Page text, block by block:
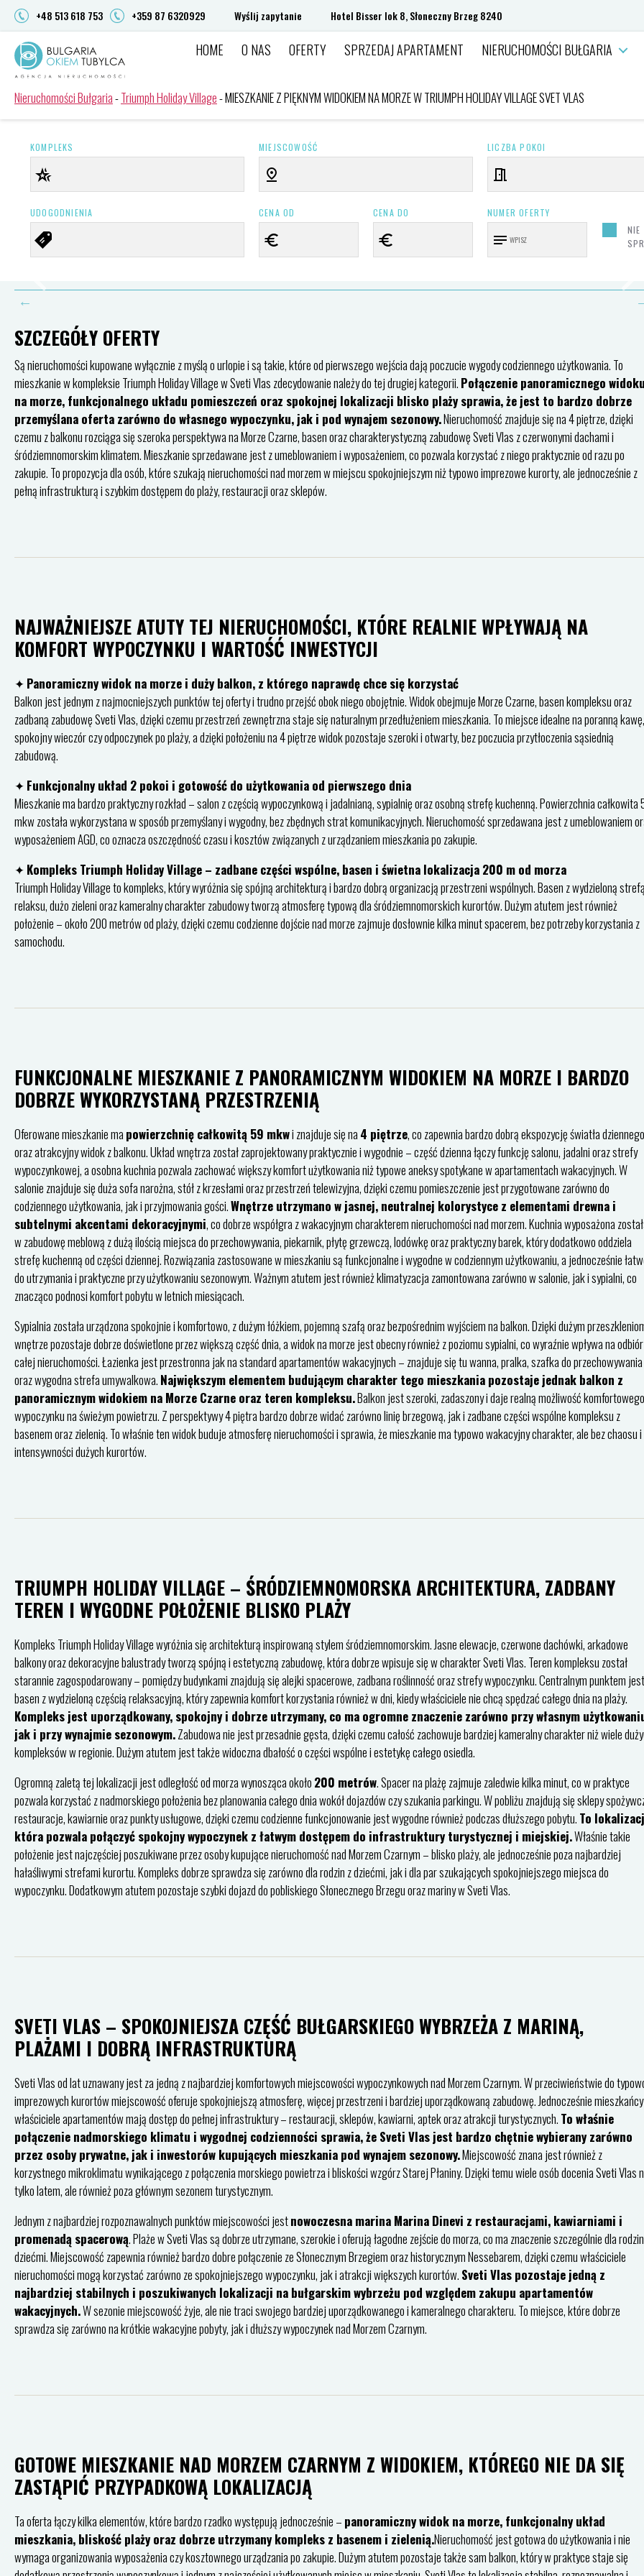
+48 513 618 753 +359 87 6320929 Wyślij zapytanie Hotel Bisser lok 8, Słoneczny Brzeg 8240
Bułgaria
Okiem
Tubylca
HOME O NAS OFERTY SPRZEDAJ APARTAMENT NIERUCHOMOŚCI BUŁGARIA
Nieruchomości Bułgaria-Triumph Holiday Village-MIESZKANIE Z PIĘKNYM WIDOKIEM NA MORZE W TRIUMPH HOLIDAY VILLAGE SVET VLAS
KOMPLEKS MIEJSCOWOŚĆ LICZBA POKOI
UDOGODNIENIA CENA OD CENA DO
NUMER OFERTY
NIE
SZCZEGÓŁY OFERTY
Są nieruchomości kupowane wyłącznie z myślą o urlopie i są takie, które od pierwszego wejścia dają poczucie wygody codziennego użytkowania. To
mieszkanie w kompleksie Triumph Holiday Village w Sveti Vlas zdecydowanie należy do tej drugiej kategorii. Połączenie panoramicznego
na morze, funkcjonalnego układu pomieszczeń oraz spokojnej lokalizacji blisko plaży sprawia, że jest to bardzo dobrze
przemyślana oferta zarówno do własnego wypoczynku, jak i pod wynajem sezonowy.Nieruchomość znajduje się na 4 piętrze, dzięki
czemu z balkonu rozciąga się szeroka perspektywa na Morze Czarne, basen oraz charakterystyczną zabudowę Sveti Vlas z czerwonymi dachami i
śródziemnomorskim klimatem. Mieszkanie sprzedawane jest z umeblowaniem i wyposażeniem, co pozwala korzystać z niego praktycznie od razu po
zakupie. To propozycja dla osób, które szukają nieruchomości nad morzem w miejscu spokojniejszym niż typowo imprezowe kurorty, ale jednocześnie z
pełną infrastrukturą i szybkim dostępem do plaży, restauracji oraz sklepów.
NAJWAŻNIEJSZE ATUTY TEJ NIERUCHOMOŚCI, KTÓRE REALNIE WPŁYWAJĄ NA
KOMFORT WYPOCZYNKU I WARTOŚĆ INWESTYCJI
✦ Panoramiczny widok na morze i duży balkon, z którego naprawdę chce się korzystać
Balkon jest jednym z najmocniejszych punktów tej oferty i trudno przejść obok niego obojętnie. Widok obejmuje Morze Czarne, basen kompleksu oraz
zadbaną zabudowę Sveti Vlas, dzięki czemu przestrzeń zewnętrzna staje się naturalnym przedłużeniem mieszkania. To miejsce idealne na poranną kawę,
spokojny wieczór czy odpoczynek po plaży, a dzięki położeniu na 4 piętrze widok pozostaje szeroki i otwarty, bez poczucia przytłoczenia sąsiednią
zabudową.
✦ Funkcjonalny układ 2 pokoi i gotowość do użytkowania od pierwszego dnia
Mieszkanie ma bardzo praktyczny rozkład – salon z częścią wypoczynkową i jadalnianą, sypialnię oraz osobną strefę kuchenną. Powierzchnia całkowita
mkw została wykorzystana w sposób przemyślany i wygodny, bez zbędnych strat komunikacyjnych. Nieruchomość sprzedawana jest z umeblowaniem
wyposażeniem AGD, co oznacza oszczędność czasu i kosztów związanych z urządzaniem mieszkania po zakupie.
✦ Kompleks Triumph Holiday Village – zadbane części wspólne, basen i świetna lokalizacja 200 m od morza
Triumph Holiday Village to kompleks, który wyróżnia się spójną architekturą i bardzo dobrą organizacją przestrzeni wspólnych. Basen z wydzieloną
relaksu, dużo zieleni oraz kameralny charakter zabudowy tworzą atmosferę typową dla śródziemnomorskich kurortów. Dużym atutem jest również
położenie – około 200 metrów od plaży, dzięki czemu codzienne dojście nad morze zajmuje dosłownie kilka minut spacerem, bez potrzeby korzystania z
samochodu.
FUNKCJONALNE MIESZKANIE Z PANORAMICZNYM WIDOKIEM NA MORZE I BARDZO
DOBRZE WYKORZYSTANĄ PRZESTRZENIĄ
Oferowane mieszkanie ma powierzchnię całkowitą 59 mkwi znajduje się na 4 piętrze, co zapewnia bardzo dobrą ekspozycję światła dziennego
oraz atrakcyjny widok z balkonu. Układ wnętrza został zaprojektowany praktycznie i wygodnie – część dzienna łączy funkcję salonu, jadalni oraz strefy
wypoczynkowej, a osobna kuchnia pozwala zachować większy komfort użytkowania niż typowe aneksy spotykane w apartamentach wakacyjnych. W
salonie znajduje się duża sofa narożna, stół z krzesłami oraz przestrzeń telewizyjna, dzięki czemu pomieszczenie jest przygotowane zarówno do
codziennego użytkowania, jak i przyjmowania gości.Wnętrze utrzymano w jasnej, neutralnej kolorystyce z elementami drewna i
subtelnymi akcentami dekoracyjnymi, co dobrze współgra z wakacyjnym charakterem nieruchomości nad morzem. Kuchnia wyposażona
w zabudowę meblową z dużą ilością miejsca do przechowywania, piekarnik, płytę grzewczą, lodówkę oraz praktyczny barek, który dodatkowo oddziela
strefę kuchenną od części dziennej. Rozwiązania zastosowane w mieszkaniu są funkcjonalne i wygodne w codziennym użytkowaniu, a jednocześnie
do utrzymania i praktyczne przy użytkowaniu sezonowym. Ważnym atutem jest również klimatyzacja zamontowana zarówno w salonie, jak i sypialni, co
znacząco podnosi komfort pobytu w letnich miesiącach.
Sypialnia została urządzona spokojnie i komfortowo, z dużym łóżkiem, pojemną szafą oraz bezpośrednim wyjściem na balkon. Dzięki dużym
wnętrze pozostaje dobrze doświetlone przez większą część dnia, a widok na morze jest obecny również z poziomu sypialni, co wyraźnie wpływa na odbiór
całej nieruchomości. Łazienka jest przestronna jak na standard apartamentów wakacyjnych – znajduje się tu wanna, pralka, szafka do przechowywania
oraz wygodna strefa umywalkowa. Największym elementem budującym charakter tego mieszkania pozostaje jednak balkon z
panoramicznym widokiem na Morze Czarne oraz teren kompleksu.Balkon jest szeroki, zadaszony i daje realną możliwość komfortowego
wypoczynku na świeżym powietrzu. Z perspektywy 4 piętra bardzo dobrze widać zarówno linię brzegową, jak i zadbane części wspólne kompleksu z
basenem oraz zielenią. To właśnie ten widok buduje atmosferę nieruchomości i sprawia, że mieszkanie ma typowo wakacyjny charakter, ale bez chaosu i
intensywności dużych kurortów.
TRIUMPH HOLIDAY VILLAGE – ŚRÓDZIEMNOMORSKA ARCHITEKTURA, ZADBANY
TEREN I WYGODNE POŁOŻENIE BLISKO PLAŻY
Kompleks Triumph Holiday Village wyróżnia się architekturą inspirowaną stylem śródziemnomorskim. Jasne elewacje, czerwone dachówki, arkadowe
balkony oraz dekoracyjne balustrady tworzą spójną i estetyczną zabudowę, która dobrze wpisuje się w charakter Sveti Vlas. Teren kompleksu został
starannie zagospodarowany – pomiędzy budynkami znajdują się alejki spacerowe, zadbana roślinność oraz strefy wypoczynku. Centralnym punktem jest
basen z wydzieloną częścią relaksacyjną, który zapewnia komfort korzystania również w dni, kiedy właściciele nie chcą spędzać całego dnia na plaży.
Kompleks jest uporządkowany, spokojny i dobrze utrzymany, co ma ogromne znaczenie zarówno przy własnym
jak i przy wynajmie sezonowym.Zabudowa nie jest przesadnie gęsta, dzięki czemu całość zachowuje bardziej kameralny charakter niż wiele
kompleksów w regionie. Dużym atutem jest także widoczna dbałość o części wspólne i estetykę całego osiedla.
Ogromną zaletą tej lokalizacji jest odległość od morza wynosząca około 200 metrów. Spacer na plażę zajmuje zaledwie kilka minut, co w praktyce
pozwala korzystać z nadmorskiego położenia bez planowania całego dnia wokół dojazdów czy szukania parkingu. W pobliżu znajdują się sklepy
restauracje, kawiarnie oraz punkty usługowe, dzięki czemu codzienne funkcjonowanie jest wygodne również podczas dłuższego pobytu. To
która pozwala połączyć spokojny wypoczynek z łatwym dostępem do infrastruktury turystycznej i miejskiej.Właśnie takie
położenie jest najczęściej poszukiwane przez osoby kupujące nieruchomość nad Morzem Czarnym – blisko plaży, ale jednocześnie poza najbardziej
hałaśliwymi strefami kurortu. Kompleks dobrze sprawdza się zarówno dla rodzin z dziećmi, jak i dla par szukających spokojniejszego miejsca do
wypoczynku. Dodatkowym atutem pozostaje szybki dojazd do pobliskiego Słonecznego Brzegu oraz mariny w Sveti Vlas.
SVETI VLAS – SPOKOJNIEJSZA CZĘŚĆ BUŁGARSKIEGO WYBRZEŻA Z MARINĄ,
PLAŻAMI I DOBRĄ INFRASTRUKTURĄ
Sveti Vlas od lat uznawany jest za jedną z najbardziej komfortowych miejscowości wypoczynkowych nad Morzem Czarnym. W przeciwieństwie do
imprezowych kurortów miejscowość oferuje spokojniejszą atmosferę, więcej przestrzeni i bardziej uporządkowaną zabudowę. Jednocześnie
właściciele apartamentów mają dostęp do pełnej infrastruktury – restauracji, sklepów, kawiarni, aptek oraz atrakcji turystycznych. To właśnie
połączenie nadmorskiego klimatu i wygodnej codzienności sprawia, że Sveti Vlas jest bardzo chętnie wybierany zarówno
przez osoby prywatne, jak i inwestorów kupujących mieszkania pod wynajem sezonowy.Miejscowość znana jest również z
korzystnego mikroklimatu wynikającego z połączenia morskiego powietrza i bliskości wzgórz Starej Płaniny. Dzięki temu wiele osób docenia Sveti Vlas
tylko latem, ale również poza głównym sezonem turystycznym.
Jednym z najbardziej rozpoznawalnych punktów miejscowości jestnowoczesna marina Marina Dinevi z restauracjami, kawiarniami i
promenadą spacerową. Plaże w Sveti Vlas są dobrze utrzymane, szerokie i oferują łagodne zejście do morza, co ma znaczenie szczególnie dla
dziećmi. Miejscowość zapewnia również bardzo dobre połączenie ze Słonecznym Brzegiem oraz historycznym Nessebarem, dzięki czemu właściciele
nieruchomości mogą korzystać zarówno ze spokojniejszego wypoczynku, jak i atrakcji większych kurortów. Sveti Vlas pozostaje jedną z
najbardziej stabilnych i poszukiwanych lokalizacji na bułgarskim wybrzeżu pod względem zakupu apartamentów
wakacyjnych.W sezonie miejscowość żyje, ale nie traci swojego bardziej uporządkowanego i kameralnego charakteru. To miejsce, które dobrze
sprawdza się zarówno na krótkie wakacyjne pobyty, jak i dłuższy wypoczynek nad Morzem Czarnym.
GOTOWE MIESZKANIE NAD MORZEM CZARNYM Z WIDOKIEM, KTÓREGO NIE DA SIĘ
ZASTĄPIĆ PRZYPADKOWĄ LOKALIZACJĄ
Ta oferta łączy kilka elementów, które bardzo rzadko występują jednocześnie – panoramiczny widok na morze, funkcjonalny układ
mieszkania, bliskość plaży oraz dobrze utrzymany kompleks z basenem i zielenią.Nieruchomość jest gotowa do użytkowania i nie
wymaga organizowania wyposażenia czy kosztownego urządzania po zakupie. Dużym atutem pozostaje także sam balkon, który w praktyce staje się